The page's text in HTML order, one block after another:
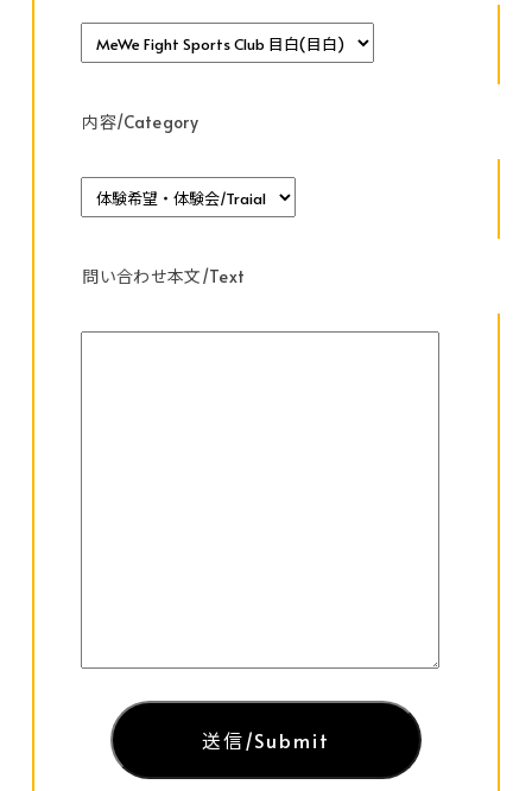
内容/Category
問い合わせ本文/Text